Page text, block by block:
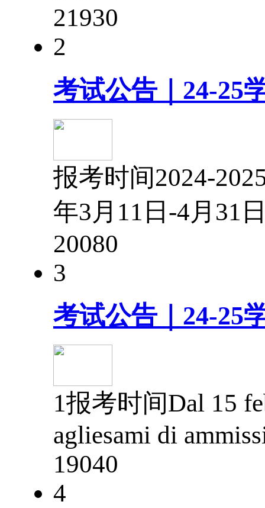
21930
2
考试公告｜24-25
报考时间2024-
年3月11日-4月31
20080
3
考试公告｜24-25
1报考时间Dal 15
agliesami di
19040
4